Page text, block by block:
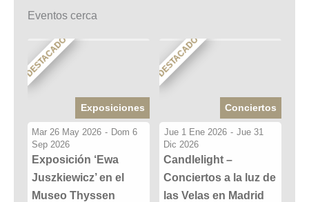
Eventos cerca
DESTACADO
Exposiciones
Mar 26 May 2026 - Dom 6
Sep 2026
Exposición ‘Ewa
Juszkiewicz’ en el
Museo Thyssen
DESTACADO
Conciertos
Jue 1 Ene 2026 - Jue 31
Dic 2026
Candlelight –
Conciertos a la luz de
las Velas en Madrid